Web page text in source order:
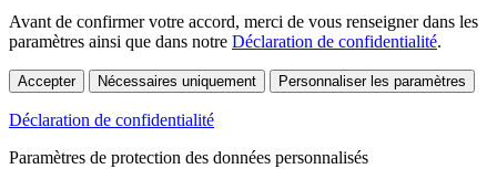
Avant de confirmer votre accord, merci de vous renseigner dans les
paramètres ainsi que dans notre Déclaration de confidentialité.
Accepter Nécessaires uniquement Personnaliser les paramètres
Déclaration de confidentialité
Paramètres de protection des données personnalisés